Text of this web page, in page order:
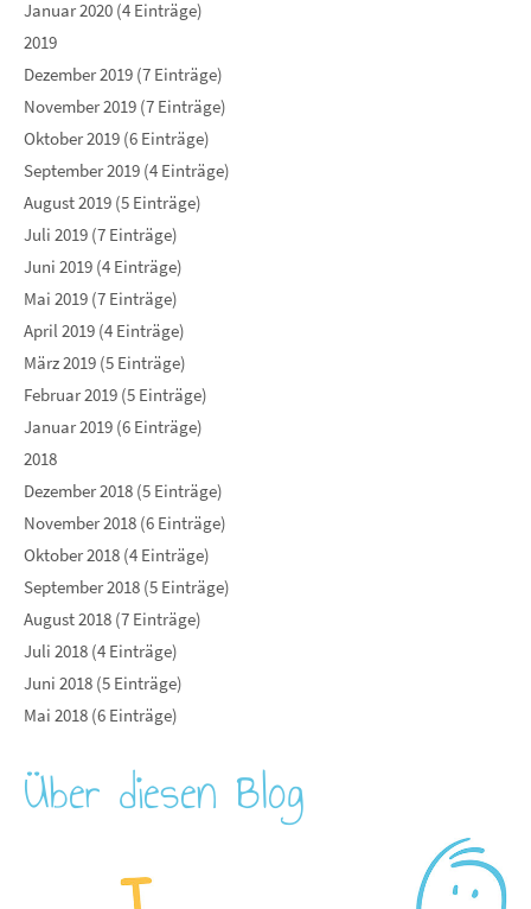
Januar 2020 (4 Einträge)
2019
Dezember 2019 (7 Einträge)
November 2019 (7 Einträge)
Oktober 2019 (6 Einträge)
September 2019 (4 Einträge)
August 2019 (5 Einträge)
Juli 2019 (7 Einträge)
Juni 2019 (4 Einträge)
Mai 2019 (7 Einträge)
April 2019 (4 Einträge)
März 2019 (5 Einträge)
Februar 2019 (5 Einträge)
Januar 2019 (6 Einträge)
2018
Dezember 2018 (5 Einträge)
November 2018 (6 Einträge)
Oktober 2018 (4 Einträge)
September 2018 (5 Einträge)
August 2018 (7 Einträge)
Juli 2018 (4 Einträge)
Juni 2018 (5 Einträge)
Mai 2018 (6 Einträge)
Über diesen Blog